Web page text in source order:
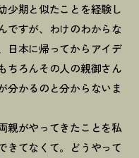
期と似たことを経験し
ですが、わけのわからな
日本に帰ってからアイデ
ちろんその人の親御さん
分かるのと分からないま
がやってきたことを私
きてなくて。どうやって